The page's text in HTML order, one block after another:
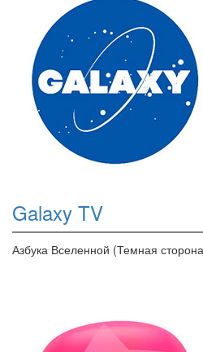
Galaxy TV
Азбука Вселенной (Темная